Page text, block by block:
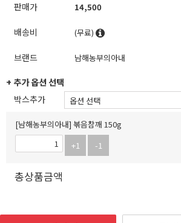
판매가 14,500
배송비 (무료)
브랜드 남해농부의아내
+ 추가 옵션 선택
박스추가
[남해농부의아내] 볶음참깨 150g
+1
-1
총상품금액